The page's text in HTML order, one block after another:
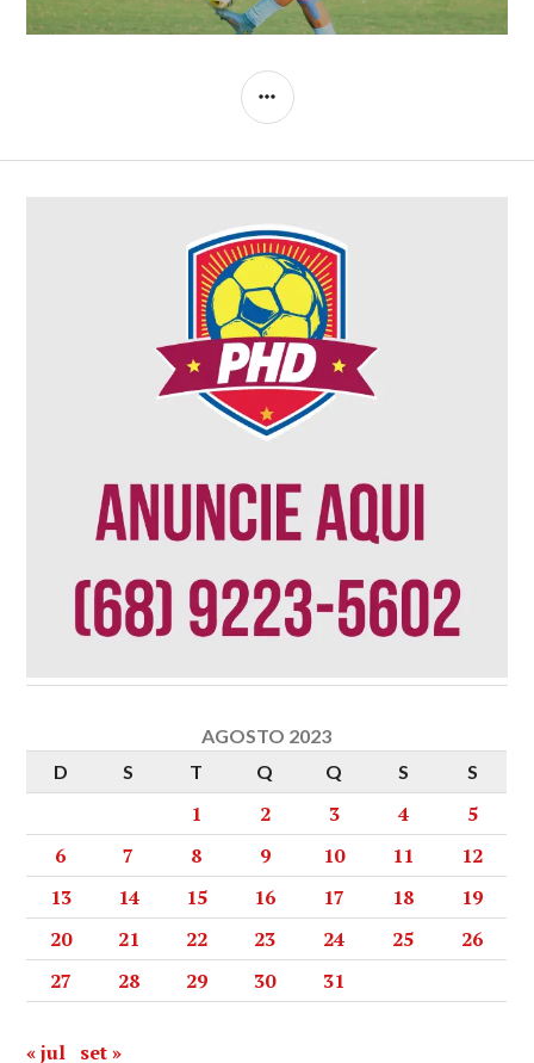
AGOSTO 2023
D
S T Q Q S S
1 2 3 4
5
6
7 8 9 10 11
12
13
14 15 16 17 18
19
20
21 22 23 24 25
26
27
28 29 30 31
« jul set »